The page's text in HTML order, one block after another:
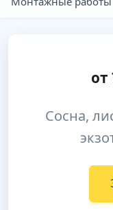
от
Сосна,